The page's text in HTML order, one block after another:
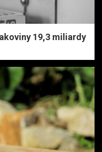
19,3 miliardy